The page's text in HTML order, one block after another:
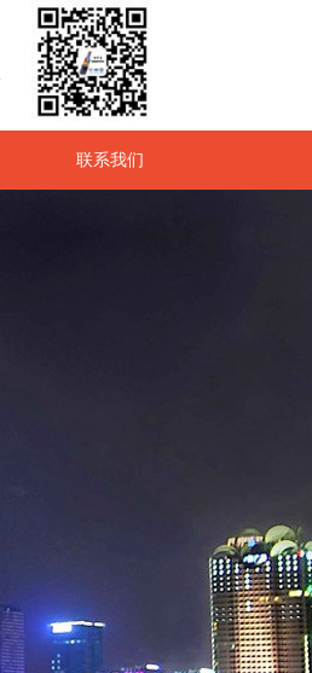
联系我们